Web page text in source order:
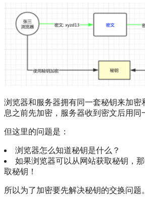
浏览器和服务器拥有同一套秘钥来加密
息之前先加密，服务器收到密文后用同
但这里的问题是：
浏览器怎么知道秘钥是什么？
如果浏览器可以从网站获取秘钥，
取秘钥！
所以为了加密要先解决秘钥的交换问题。